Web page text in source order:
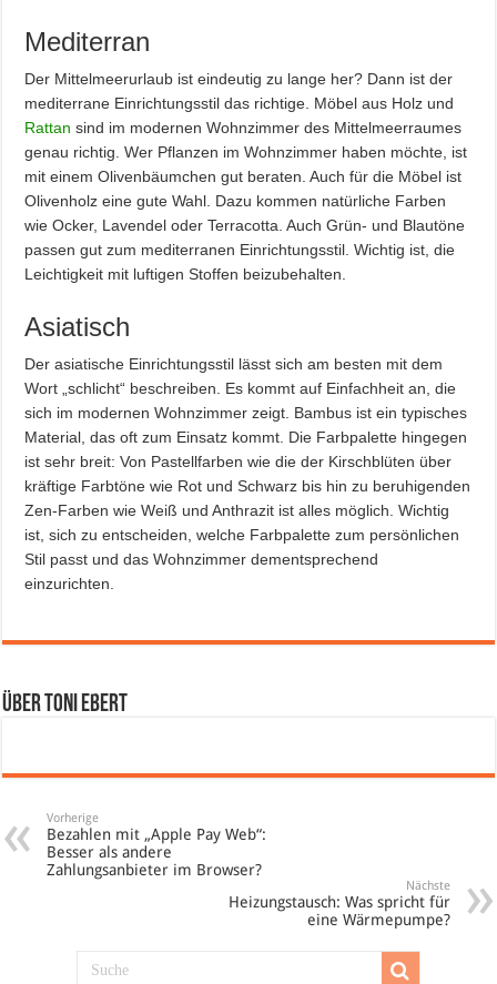
Mediterran
Der Mittelmeerurlaub ist eindeutig zu lange her? Dann ist der
mediterrane Einrichtungsstil das richtige. Möbel aus Holz und
Rattan sind im modernen Wohnzimmer des Mittelmeerraumes
genau richtig. Wer Pflanzen im Wohnzimmer haben möchte, ist
mit einem Olivenbäumchen gut beraten. Auch für die Möbel ist
Olivenholz eine gute Wahl. Dazu kommen natürliche Farben
wie Ocker, Lavendel oder Terracotta. Auch Grün- und Blautöne
passen gut zum mediterranen Einrichtungsstil. Wichtig ist, die
Leichtigkeit mit luftigen Stoffen beizubehalten.
Asiatisch
Der asiatische Einrichtungsstil lässt sich am besten mit dem
Wort „schlicht“ beschreiben. Es kommt auf Einfachheit an, die
sich im modernen Wohnzimmer zeigt. Bambus ist ein typisches
Material, das oft zum Einsatz kommt. Die Farbpalette hingegen
ist sehr breit: Von Pastellfarben wie die der Kirschblüten über
kräftige Farbtöne wie Rot und Schwarz bis hin zu beruhigenden
Zen-Farben wie Weiß und Anthrazit ist alles möglich. Wichtig
ist, sich zu entscheiden, welche Farbpalette zum persönlichen
Stil passt und das Wohnzimmer dementsprechend
einzurichten.
Über Toni Ebert
Vorherige
Bezahlen mit „Apple Pay Web“:
Besser als andere
Zahlungsanbieter im Browser?
Nächste
Heizungstausch: Was spricht für
eine Wärmepumpe?